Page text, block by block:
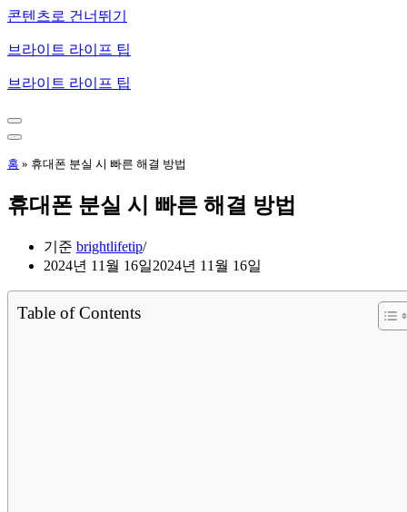
콘텐츠로 건너뛰기
브라이트 라이프 팁
브라이트 라이프 팁
내
비
게
션
메
내
비
이
션
홈 » 휴대폰 분실 시 빠른 해결 방법
휴대폰 분실 시 빠른 해결 방법
기준 brightlifetip
2024년 11월 16일2024년 11월 16일
Table of Contents